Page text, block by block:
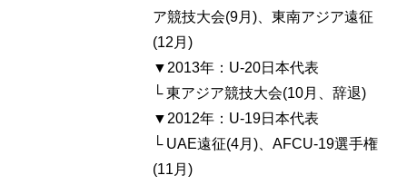
ア競技大会(9月)、東南アジア遠征
(12月)
▼2013年：U-20日本代表
└ 東アジア競技大会(10月、辞退)
▼2012年：U-19日本代表
└ UAE遠征(4月)、AFCU-19選手権
(11月)